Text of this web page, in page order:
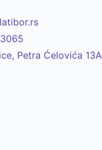
Petra Ćelovića 13A